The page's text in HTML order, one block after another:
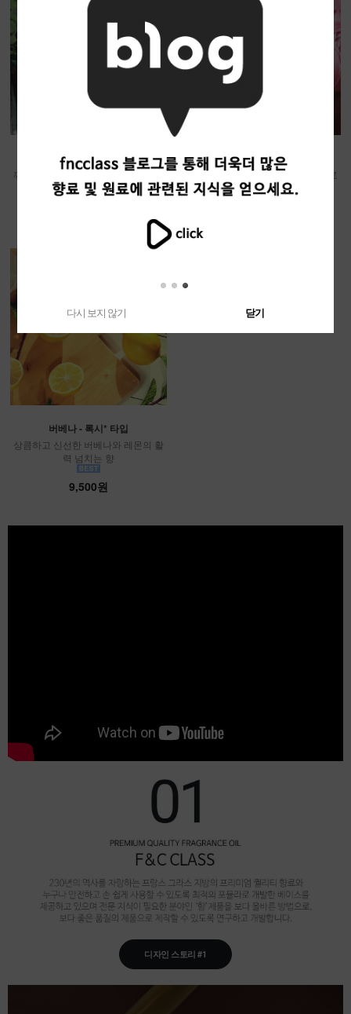
라일락 - 프리미엄 싱글
깨끗한 느낌의 라일락에 달콤한 허니
를 더한 향
핑크 로즈 - 프리미엄 싱글
여리여리한 핑크 로즈의 우아하고 로
맨틱한 향
버베나 - 록시* 타입
상큼하고 신선한 버베나와 레몬의 활
력 넘치는 향
9,500원
디자인 스토리 #1
다시 보지 않기 닫기